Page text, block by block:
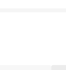
皮商店進
為主。 6.